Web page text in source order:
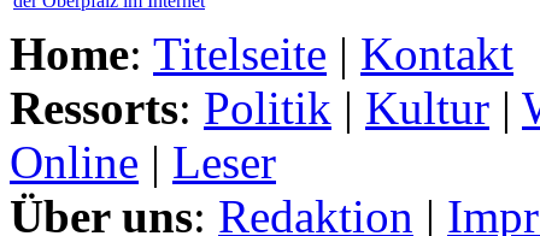
Home: Titelseite | Kontakt
Ressorts: Politik | Kultur |
Online | Leser
Über uns: Redaktion |